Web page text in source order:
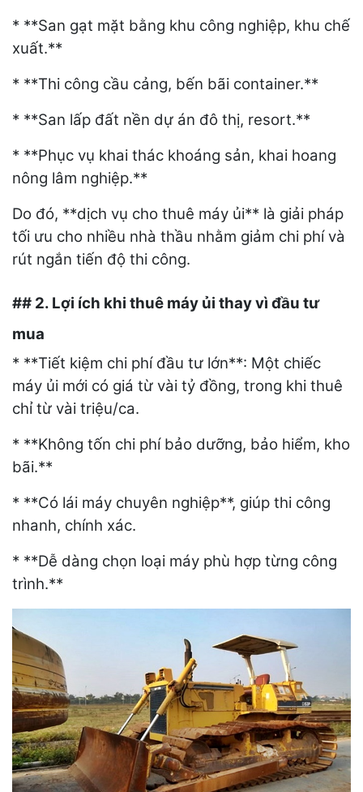
* **San gạt mặt bằng khu công nghiệp, khu chế
xuất.**
* **Thi công cầu cảng, bến bãi container.**
* **San lấp đất nền dự án đô thị, resort.**
* **Phục vụ khai thác khoáng sản, khai hoang
nông lâm nghiệp.**
Do đó, **dịch vụ cho thuê máy ủi** là giải pháp
tối ưu cho nhiều nhà thầu nhằm giảm chi phí và
rút ngắn tiến độ thi công.
## 2. Lợi ích khi thuê máy ủi thay vì đầu tư
mua
* **Tiết kiệm chi phí đầu tư lớn**: Một chiếc
máy ủi mới có giá từ vài tỷ đồng, trong khi thuê
chỉ từ vài triệu/ca.
* **Không tốn chi phí bảo dưỡng, bảo hiểm, kho
bãi.**
* **Có lái máy chuyên nghiệp**, giúp thi công
nhanh, chính xác.
* **Dễ dàng chọn loại máy phù hợp từng công
trình.**